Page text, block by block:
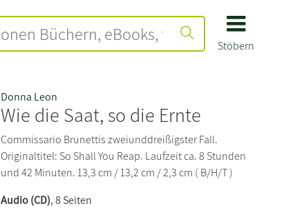
Stöbern
Donna Leon
Wie die Saat, so die Ernte
Commissario Brunettis zweiunddreißigster Fall.
Originaltitel: So Shall You Reap. Laufzeit ca. 8 Stunden
und 42 Minuten. 13,3 cm / 13,2 cm / 2,3 cm ( B/H/T )
Audio (CD), 8 Seiten